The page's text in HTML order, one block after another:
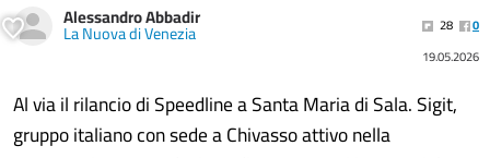
Alessandro Abbadir
La Nuova di Venezia 28
0
19.05.2026
Al via il rilancio di Speedline a Santa Maria di Sala. Sigit,
gruppo italiano con sede a Chivasso attivo nella